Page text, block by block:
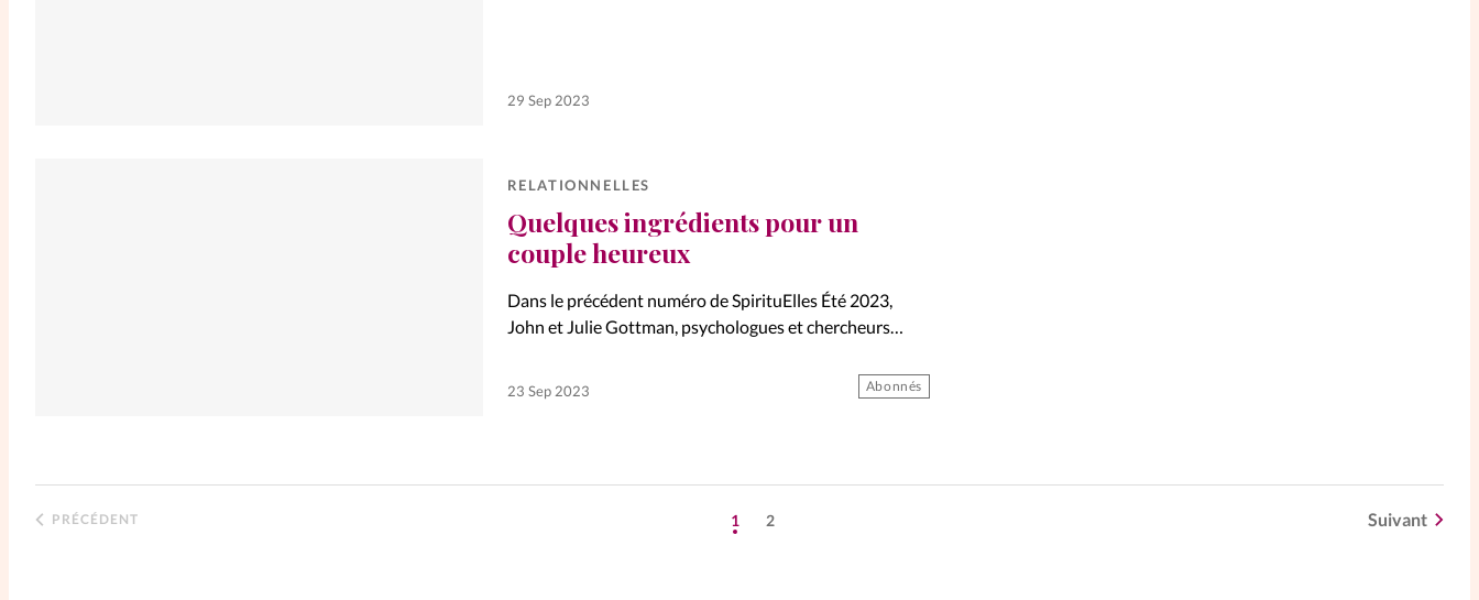
29 Sep 2023
RELATIONNELLES
Quelques ingrédients pour un
couple heureux
Dans le précédent numéro de SpirituElles Été 2023,
John et Julie Gottman, psychologues et chercheurs
du couple. Mais pour vivre une relation épanouie,
l’amitié ne suffit pas. Il…
23 Sep 2023 Abonnés
PRÉCÉDENT 1 2 Suivant